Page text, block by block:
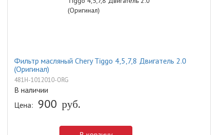
Фильтр масляный Chery Tiggo 4,5,7,8 Двигатель 2.0
(Оригинал)
481H-1012010-ORG
В наличии
Цена: 900 руб.